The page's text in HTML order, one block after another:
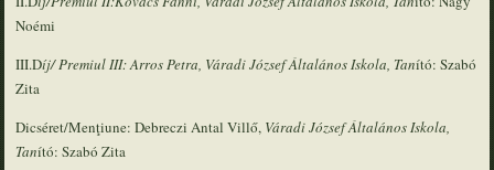
Noémi
III.Díj/ Premiul III: Arros Petra, Váradi József Általános Iskola, Tanító: Szabó
Zita
Dicséret/Menţiune: Debreczi Antal Villő, Váradi József Általános Iskola,
Tanító: Szabó Zita